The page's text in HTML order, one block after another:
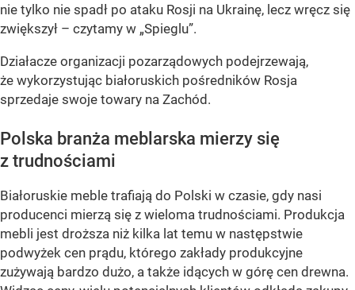
nie tylko nie spadł po ataku Rosji na Ukrainę, lecz wręcz się
zwiększył – czytamy w „Spieglu”.
Działacze organizacji pozarządowych podejrzewają,
że wykorzystując białoruskich pośredników Rosja
sprzedaje swoje towary na Zachód.
Polska branża meblarska mierzy się
z trudnościami
Białoruskie meble trafiają do Polski w czasie, gdy nasi
producenci mierzą się z wieloma trudnościami. Produkcja
mebli jest droższa niż kilka lat temu w następstwie
podwyżek cen prądu, którego zakłady produkcyjne
zużywają bardzo dużo, a także idących w górę cen drewna.